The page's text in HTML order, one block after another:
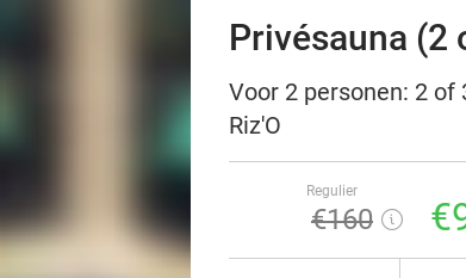
Privésauna (2
Voor 2 personen: 2
Riz'O
Regulier
€160